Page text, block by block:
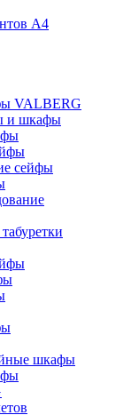
A4
VALBERG
и шкафы
сейфы
шкафы